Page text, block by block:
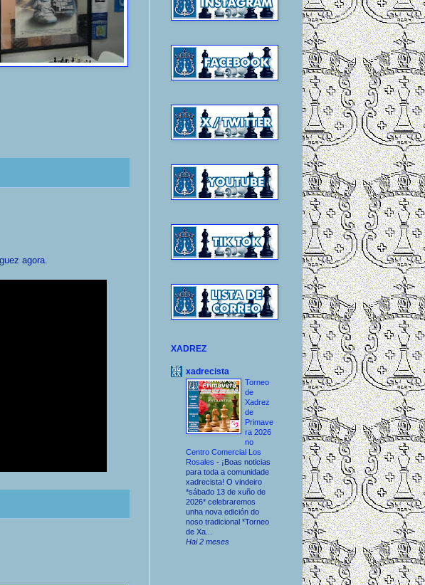
agora.
XADREZ
xadrecista
Torneo
de
Xadrez
de
Primave
ra 2026
no
Centro Comercial Los
Rosales - ¡Boas noticias
para toda a comunidade
xadrecista! O vindeiro
*sábado 13 de xuño de
2026* celebraremos
unha nova edición do
noso tradicional *Torneo
de Xa...
Hai 2 meses